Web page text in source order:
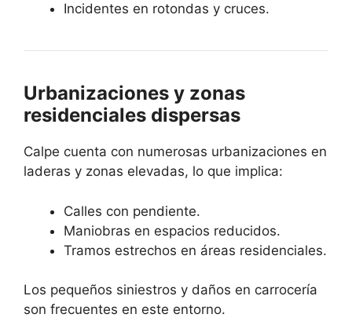
Incidentes en rotondas y cruces.
Urbanizaciones y zonas
residenciales dispersas
Calpe cuenta con numerosas urbanizaciones en
laderas y zonas elevadas, lo que implica:
Calles con pendiente.
Maniobras en espacios reducidos.
Tramos estrechos en áreas residenciales.
Los pequeños siniestros y daños en carrocería
son frecuentes en este entorno.